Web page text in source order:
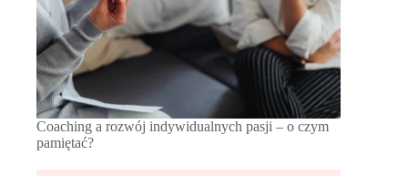
Coaching a rozwój indywidualnych pasji – o czym
pamiętać?